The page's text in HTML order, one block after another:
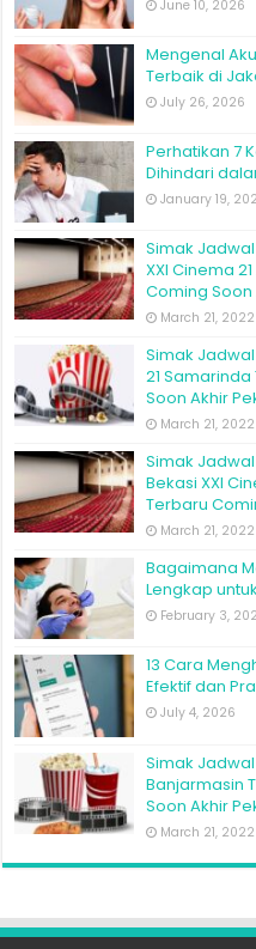
June 10, 2026
Mengenal
Terbaik di
July 26, 2026
Perhatikan 7
Dihindari
January 19,
Simak
XXI Cinema
Coming Soon
March 21, 2022
Simak Jadwal
21
Soon Akhir
March 21, 2022
Simak
Bekasi XXI
Terbaru
March 21, 2022
Bagaimana
Lengkap
February 3,
13 Cara
Efektif dan
July 4, 2026
Simak Jadwal
Banjarmasin
Soon Akhir
March 21, 2022